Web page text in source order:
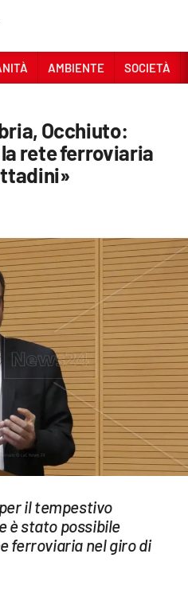
AMBIENTE SOCIETÀ
Occhiuto:
rete ferroviaria
il tempestivo
è stato possibile
ferroviaria nel giro di